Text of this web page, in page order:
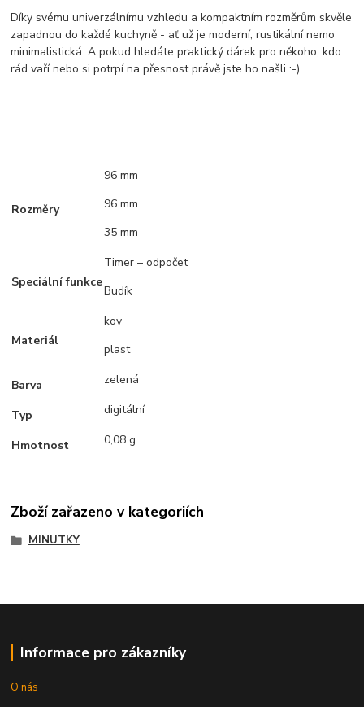
Díky svému univerzálnímu vzhledu a kompaktním rozměrům skvěle
zapadnou do každé kuchyně - ať už je moderní, rustikální nemo
minimalistická. A pokud hledáte praktický dárek pro někoho, kdo
rád vaří nebo si potrpí na přesnost právě jste ho našli :-)
Rozměry
96 mm
96 mm
35 mm
Speciální funkce
Timer – odpočet
Budík
Materiál
kov
plast
Barva zelená
Typ digitální
Hmotnost 0,08 g
Zboží zařazeno v kategoriích
MINUTKY
Informace pro zákazníky
O nás